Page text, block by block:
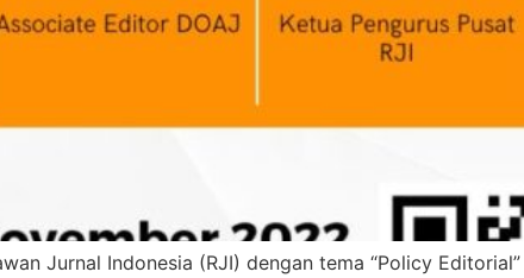
Jurnal Indonesia (RJI) dengan tema “Policy